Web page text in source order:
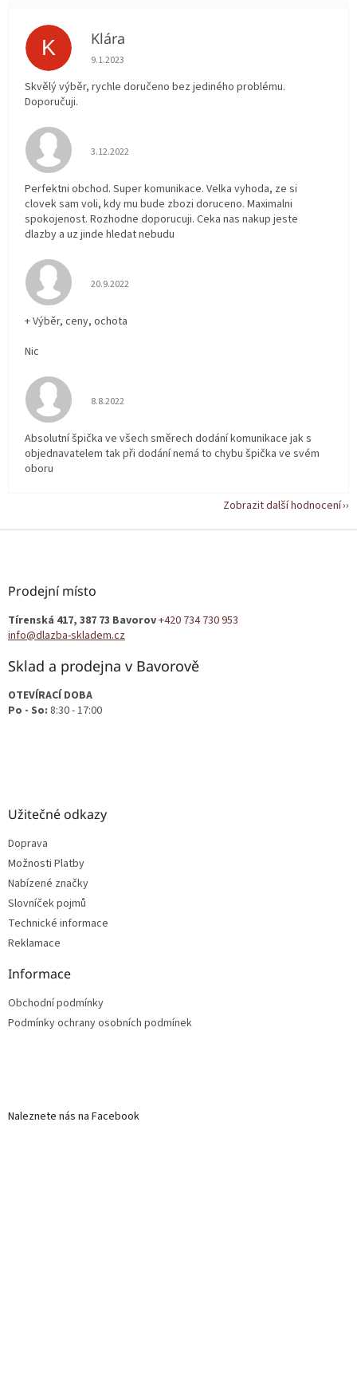
K Klára
Hodnocení obchodu je 5 z 5 hvězdiček.
9.1.2023
Skvělý výběr, rychle doručeno bez jediného problému.
Doporučuji.
Hodnocení obchodu je 5 z 5 hvězdiček.
3.12.2022
Perfektni obchod. Super komunikace. Velka vyhoda, ze si
clovek sam voli, kdy mu bude zbozi doruceno. Maximalni
spokojenost. Rozhodne doporucuji. Ceka nas nakup jeste
dlazby a uz jinde hledat nebudu
Hodnocení obchodu je 5 z 5 hvězdiček.
20.9.2022
+ Výběr, ceny, ochota
Nic
Hodnocení obchodu je 5 z 5 hvězdiček.
8.8.2022
Absolutní špička ve všech směrech dodání komunikace jak s
objednavatelem tak při dodání nemá to chybu špička ve svém
oboru
Zobrazit další hodnocení
Z
Prodejní místo
Tírenská 417, 387 73 Bavorov+420 734 730 953
info@dlazba-skladem.cz
Sklad a prodejna v Bavorově
OTEVÍRACÍ DOBA
Po - So: 8:30 - 17:00
Užitečné odkazy
Doprava
Možnosti Platby
Nabízené značky
Slovníček pojmů
Technické informace
Reklamace
Informace
Obchodní podmínky
Podmínky ochrany osobních podmínek
Naleznete nás na Facebook